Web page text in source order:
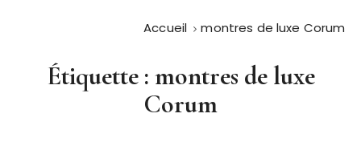
Accueil montres de luxe Corum
Étiquette : montres de luxe
Corum